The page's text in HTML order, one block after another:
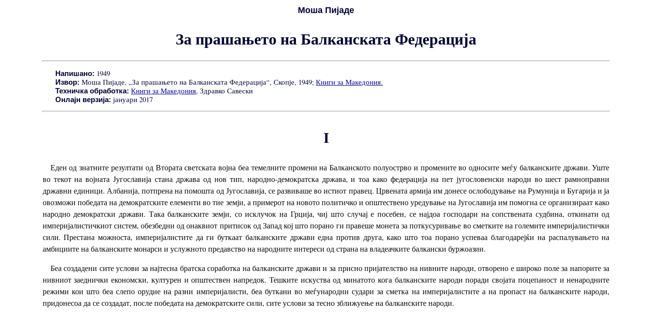
Моша Пијаде
За прашањето на Балканската Федерација
Напишано: 1949
Извор: Моша Пијаде, „За прашањето на Балканската Федерација“, Скопје, 1949;Книги за Македония.
Техничка обработка: Книги за Македония, Здравко Савески
Онлајн верзија: јануари 2017
I
Еден од знатните резултати од Втората светската војна беа темелните промени на Балканското полуострво и промените во односите меѓу балканските држави. Уште
во текот на војната Југославија стана држава од нов тип, народно-демократска држава, и тоа како федерација на пет југословенски народи во шест рамноправни
државни единици. Албанија, потпрена на помошта од Југославија, се развиваше во истиот правец. Црвената армија им донесе ослободување на Румунија и Бугарија и ја
овозможи победата на демократските елементи во тие земји, а примерот на новото политичко и општествено уредување на Југославија им помогна се организираат како
народно демократски држави. Така балканските земји, со исклучок на Грција, чиј што случај е посебен, се најдоа господари на сопствената судбина, откинати од
империјалистичкиот систем, обезбедни од онаквиот притисок од Запад кој што порано ги правеше монета за поткусуривање во сметките на големите империјалистички
сили. Престана можноста, империјалистите да ги буткаат балканските држави една против друга, како што тоа порано успеваа благодарејќи на распалувањето на
амбициите на балканските монарси и услужното предавство на народните интереси од страна на владеачките балкански буржоазии.
Беа создадени сите услови за најтесна братска соработка на балканските држави и за присно пријателство на нивните народи, отворено е широко поле за напорите за
нивниот заеднички економски, културен и општествен напредок. Тешките искуства од минатото кога балканските народи поради својата поцепаност и ненародните
режими кои што беа слепо орудие на разни империјалисти, беа буткани во меѓународни судари за сметка на империјалистите а на пропаст на балканските народи,
придонесоа да се создадат, после победата на демократските сили, сите услови за тесно зближуење на балканските народи.